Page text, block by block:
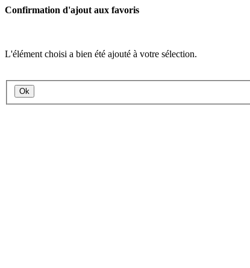
Confirmation d'ajout aux favoris
L'élément choisi a bien été ajouté à votre sélection.